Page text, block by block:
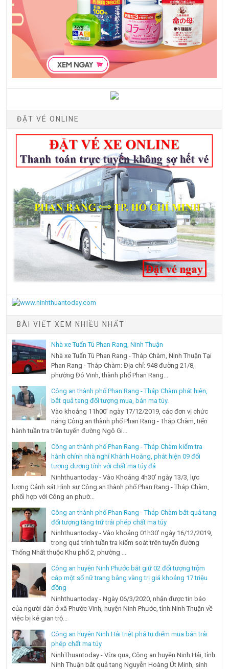
ĐẶT VÉ ONLINE
BÀI VIẾT XEM NHIỀU NHẤT
Nhà xe Tuấn Tú Phan Rang, Ninh Thuận
Nhà xe Tuấn Tú Phan Rang - Tháp Chàm, Ninh Thuận Tại
Phan Rang - Tháp Chàm: Địa chỉ: 948 đường 21/8,
phường Đô Vinh, thành phố Phan Rang...
Công an thành phố Phan Rang - Tháp Chàm phát hiện,
bắt quả tang đối tượng mua, bán ma túy.
Vào khoảng 11h00’ ngày 17/12/2019, các đơn vị chức
năng Công an thành phố Phan Rang - Tháp Chàm, tiến
hành tuần tra trên tuyến đường Ngô Gi...
Công an thành phố Phan Rang - Tháp Chàm kiểm tra
hành chính nhà nghỉ Khánh Hoàng, phát hiện 09 đối
tượng dương tính với chất ma túy đá
Ninhthuantoday - Vào Khoảng 4h30’ ngày 13/3, lực
lượng Cảnh sát Hình sự Công an thành phố Phan Rang - Tháp Chàm,
phối hợp với Công an phườ...
Công an thành phố Phan Rang - Tháp Chàm bắt quả tang
đối tượng tàng trữ trái phép chất ma túy
Ninhthuantoday - Vào khoảng 01h30’ ngày 16/12/2019,
trong quá trình tuần tra kiểm soát trên tuyến đường
Thống Nhất thuộc Khu phố 2, phường ...
Công an huyện Ninh Phước bắt giữ 02 đối tượng trộm
cắp một số nữ trang bằng vàng trị giá khoảng 17 triệu
đồng
Ninhthuantoday - Ngày 06/3/2020, nhận được tin báo
của người dân ở xã Phước Vinh, huyện Ninh Phước, tỉnh Ninh Thuận về
việc bị kẻ gian trộ...
Công an huyện Ninh Hải triệt phá tụ điểm mua bán trái
phép chất ma túy
NinhThuantoday - Vừa qua, Công an huyện Ninh Hải, tỉnh
Ninh Thuận bắt quả tang Nguyễn Hoàng Út Minh, sinh